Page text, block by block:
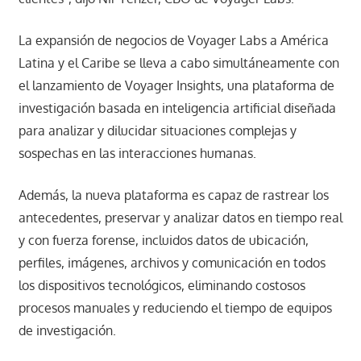
La expansión de negocios de Voyager Labs a América
Latina y el Caribe se lleva a cabo simultáneamente con
el lanzamiento de Voyager Insights, una plataforma de
investigación basada en inteligencia artificial diseñada
para analizar y dilucidar situaciones complejas y
sospechas en las interacciones humanas.
Además, la nueva plataforma es capaz de rastrear los
antecedentes, preservar y analizar datos en tiempo real
y con fuerza forense, incluidos datos de ubicación,
perfiles, imágenes, archivos y comunicación en todos
los dispositivos tecnológicos, eliminando costosos
procesos manuales y reduciendo el tiempo de equipos
de investigación.